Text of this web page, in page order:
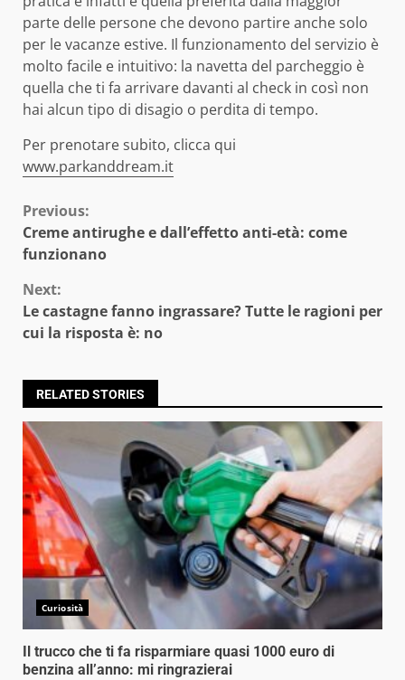
parte delle persone che devono partire anche solo
per le vacanze estive. Il funzionamento del servizio è
molto facile e intuitivo: la navetta del parcheggio è
quella che ti fa arrivare davanti al check in così non
hai alcun tipo di disagio o perdita di tempo.
Per prenotare subito, clicca qui
www.parkanddream.it
Continue
Reading
Previous:
Creme antirughe e dall’effetto anti-età: come
funzionano
Next:
Le castagne fanno ingrassare? Tutte le ragioni per
cui la risposta è: no
RELATED STORIES
Curiosità
Il trucco che ti fa risparmiare quasi 1000 euro di
benzina all’anno: mi ringrazierai